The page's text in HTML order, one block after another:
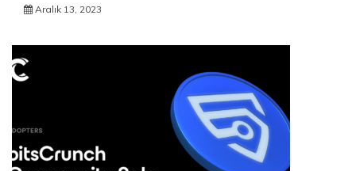
Aralık 13, 2023